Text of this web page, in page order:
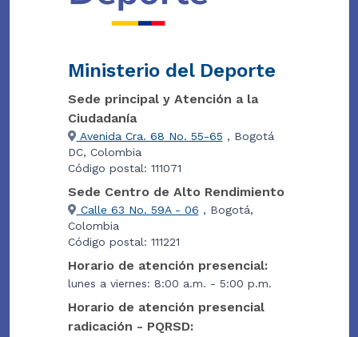
Ministerio del Deporte
Sede principal y Atención a la
Ciudadanía
Avenida Cra. 68 No. 55-65 , Bogotá
DC, Colombia
Código postal: 111071
Sede Centro de Alto Rendimiento
Calle 63 No. 59A - 06 , Bogotá,
Colombia
Código postal: 111221
Horario de atención presencial:
lunes a viernes: 8:00 a.m. - 5:00 p.m.
Horario de atención presencial
radicación - PQRSD: